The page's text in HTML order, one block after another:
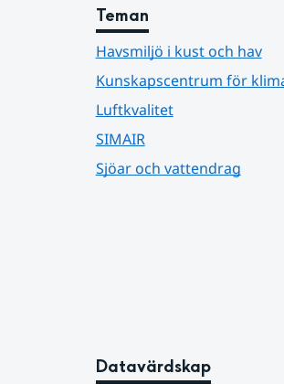
Teman
Havsmiljö i kust och hav
Kunskapscentrum för
Luftkvalitet
SIMAIR
Sjöar och vattendrag
Datavärdskap